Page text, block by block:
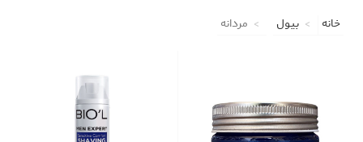
خانه بیول مردانه